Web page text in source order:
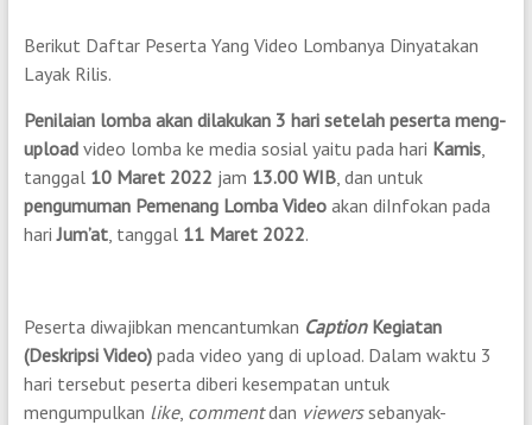
Berikut Daftar Peserta Yang Video Lombanya Dinyatakan
Layak Rilis.
Penilaian lomba akan dilakukan 3 hari setelah peserta meng-
uploadvideo lomba ke media sosial yaitu pada hari Kamis,
tanggal 10 Maret 2022 jam 13.00 WIB, dan untuk
pengumuman Pemenang Lomba Videoakan diInfokan pada
hariJum’at, tanggal 11 Maret 2022.
Peserta diwajibkan mencantumkan CaptionKegiatan
(Deskripsi Video)pada video yang di upload. Dalam waktu 3
hari tersebut peserta diberi kesempatan untuk
mengumpulkan like, commentdan viewerssebanyak-